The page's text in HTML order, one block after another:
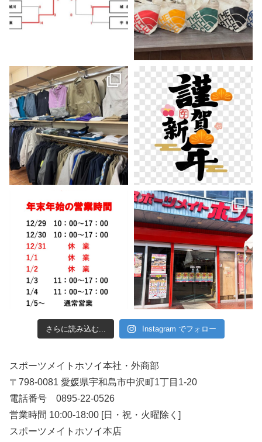
さらに読み込む... Instagram でフォロー
スポーツメイトホソイ本社・外商部
〒798-0081 愛媛県宇和島市中沢町1丁目1-20
電話番号 0895-22-0526
営業時間 10:00-18:00 [日・祝・火曜除く]
スポーツメイトホソイ本店